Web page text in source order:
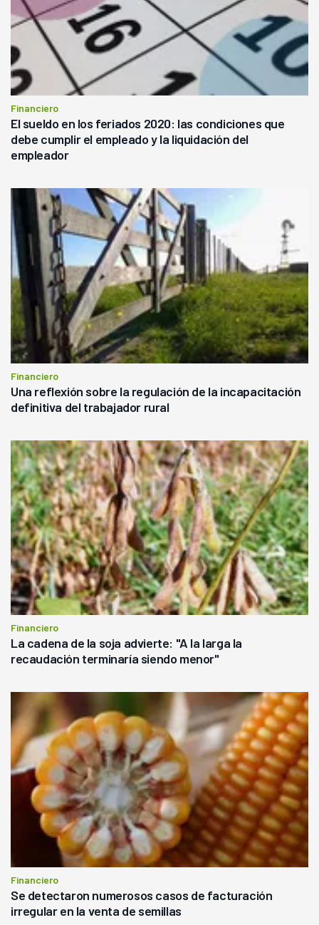
Financiero
El sueldo en los feriados 2020: las condiciones que
debe cumplir el empleado y la liquidación del
empleador
Financiero
Una reflexión sobre la regulación de la incapacitación
definitiva del trabajador rural
Financiero
La cadena de la soja advierte: "A la larga la
recaudación terminaría siendo menor"
Financiero
Se detectaron numerosos casos de facturación
irregular en la venta de semillas